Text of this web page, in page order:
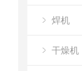
焊机
干燥机